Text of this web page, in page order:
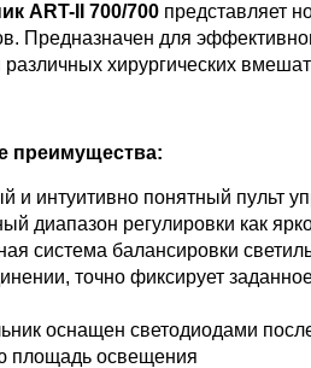
ART-II 700/700 представляет
Предназначен для
хирургических
преимущества:
интуитивно понятный пульт
диапазон регулировки как
система балансировки
точно фиксирует
оснащен светодиодами
площадь освещения